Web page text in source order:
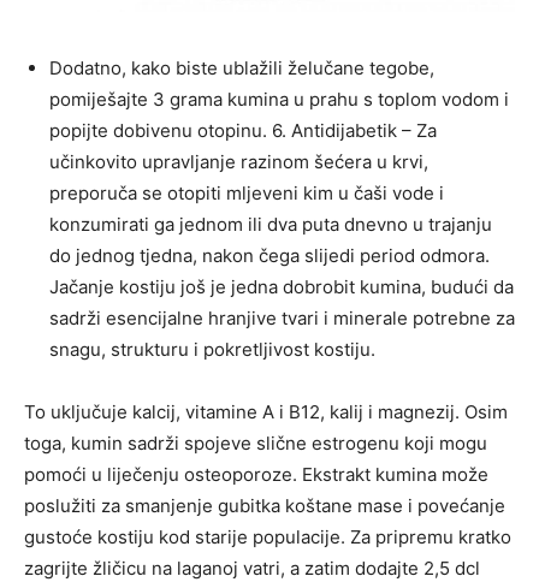
Dodatno, kako biste ublažili želučane tegobe,
pomiješajte 3 grama kumina u prahu s toplom vodom i
popijte dobivenu otopinu. 6. Antidijabetik – Za
učinkovito upravljanje razinom šećera u krvi,
preporuča se otopiti mljeveni kim u čaši vode i
konzumirati ga jednom ili dva puta dnevno u trajanju
do jednog tjedna, nakon čega slijedi period odmora.
Jačanje kostiju još je jedna dobrobit kumina, budući da
sadrži esencijalne hranjive tvari i minerale potrebne za
snagu, strukturu i pokretljivost kostiju.
To uključuje kalcij, vitamine A i B12, kalij i magnezij. Osim
toga, kumin sadrži spojeve slične estrogenu koji mogu
pomoći u liječenju osteoporoze. Ekstrakt kumina može
poslužiti za smanjenje gubitka koštane mase i povećanje
gustoće kostiju kod starije populacije. Za pripremu kratko
zagrijte žličicu na laganoj vatri, a zatim dodajte 2,5 dcl